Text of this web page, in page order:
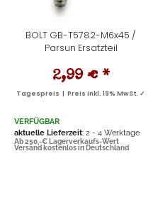
BOLT GB-T5782-M6x45 /
Parsun Ersatzteil
2,99 € *
Tagespreis | Preis inkl. 19% MwSt. ✓
VERFÜGBAR
aktuelle Lieferzeit: 2 - 4 Werktage
Ab 250,-€ Lagerverkaufs-Wert
Versand kostenlos in Deutschland